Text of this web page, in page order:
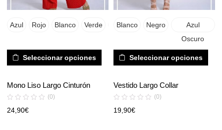
Azul Rojo Blanco Verde Negro
Azul
Mostaza
Seleccionar opciones
Mono Liso Largo Cinturón
(0)
24,90€
Blanco Negro
Azul
Oscuro
Seleccionar opciones
Vestido Largo Collar
(0)
19,90€